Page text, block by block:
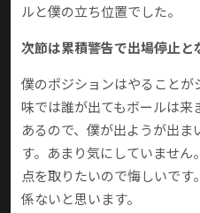
ルと僕の立ち位置でした。
次節は累積警告で出場停止と
僕のポジションはやること
味では誰が出てもボールは来
あるので、僕が出ようが出
す。あまり気にしていませ
点を取りたいので悔しいで
係ないと思います。